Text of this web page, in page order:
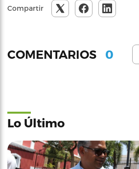
Compartir
COMENTARIOS 0
Lo Último